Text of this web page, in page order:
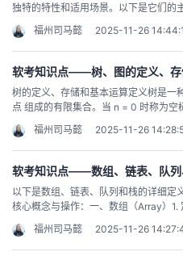
堂
我
的
课
程
我
的
认
我
的
我
支
持
我
的
技
术
支
我
的
云
声
独特的特性和适用场景。以下是它们的
Table）核心特性：通过哈希函数将键
杂度的插入、删除和查找。允许键值对
如字典、缓存（如Redis）、数据库索
值存储：配置文件、用户会话管理（如
操作：如Python的dict、Java的
词到文档的映射）。缓存系统（如LRU
（Heap）核心特性：完全二叉树结构
堆（父节点 ≤ 子节点）。插入和删除操
（最大/最小）为 O(1)。适用场景：优
作系统进程调度）。求Top K问题：如
大规模数据排序（但不如快速排序常用
据处理系统（如股票价格监控）。3.
（LIFO）结构，仅允许在栈顶操作（压
用场景：函数调用栈：管理函数调用和
值：如逆波兰表达式计算。括号匹配：
福州司马懿 2025-11-26
软考知识点——树、图的定义、存
树的定义、存储和基本运算定义树是
点 组成的有限集合。当 n = 0 时称为空
分为 m（m ≥ 0）个互不相交的有限集
树。树的核心条件包括：唯一根节点：
节点外，其他节点形成互不相交的子树
储）结构：用数组存储节点，每个节点
示根节点）。优点：查找父节点高效（
数组（O(n)）。示例：#define MAX_SIZE
parent; // 父节点下标 } TreeNode;
（顺序+链式存储）结构：每个节点维
节点的指针。优点：查找子节点高效（
储指针，且子节点数量不固定时可能
福州司马懿 2025-11-26
软考知识点——数组、链表、队列
以下是数组、链表、队列和栈的详细定
核心概念与操作：一、数组（Array）1.
过**索引（下标）**直接访问元素。特
（动态数组，如C++的vector、Python
内存中连续排列，地址计算公式：地
福州司马懿 2025-11-26